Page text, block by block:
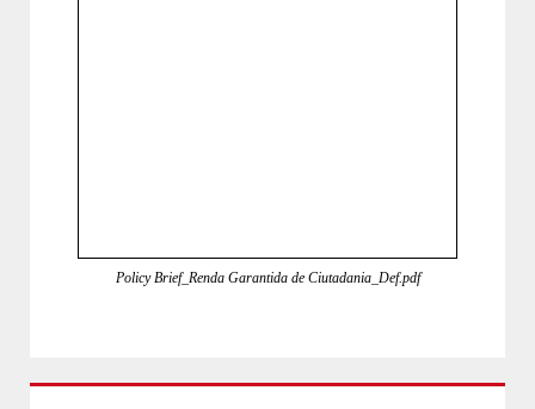
Policy Brief_Renda Garantida de Ciutadania_Def.pdf